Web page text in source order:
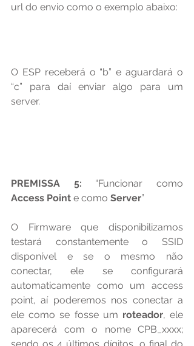
url do envio como o exemplo abaixo:
O ESP receberá o “b” e aguardará o
“c” para daí enviar algo para um
server.
PREMISSA 5:
Access Point e como Server”
O Firmware que disponibilizamos
testará constantemente o SSID
disponível e se o mesmo não
conectar, ele se configurará
automaticamente como um access
point, aí poderemos nos conectar a
ele como se fosse um roteador, ele
aparecerá com o nome CPB_xxxx;